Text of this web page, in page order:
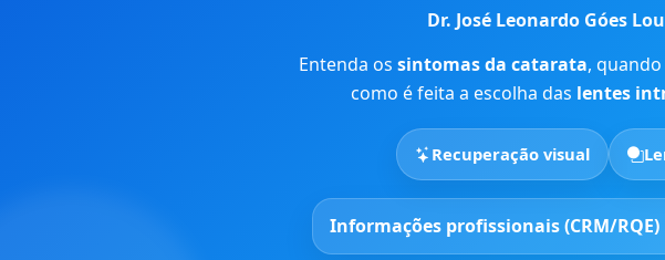
Dr. José Leonardo Góes
Entenda os sintomas da catarata,
como é feita a escolha das lentes
Recuperação visual
Informações profissionais (CRM/RQE)